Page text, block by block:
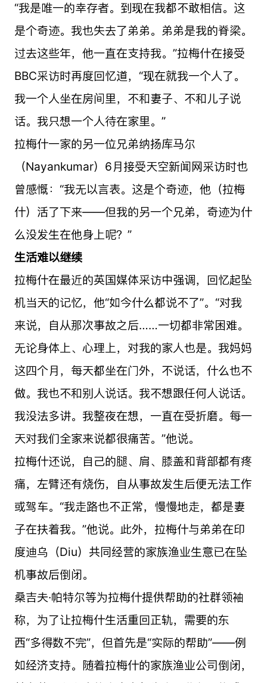
“我是唯一的幸存者。到现在我都不敢相信。这
是个奇迹。我也失去了弟弟。弟弟是我的脊梁。
过去这些年，他一直在支持我。”拉梅什在接受
BBC采访时再度回忆道，“现在就我一个人了。
我一个人坐在房间里，不和妻子、不和儿子说
话。我只想一个人待在家里。”
拉梅什一家的另一位兄弟纳扬库马尔
（Nayankumar）6月接受天空新闻网采访时也
曾感慨：“我无以言表。这是个奇迹，他（拉梅
什）活了下来——但我的另一个兄弟，奇迹为什
么没发生在他身上呢？”
生活难以继续
拉梅什在最近的英国媒体采访中强调，回忆起坠
机当天的记忆，他“如今什么都说不了”。“对我
来说，自从那次事故之后……一切都非常困难。
无论身体上、心理上，对我的家人也是。我妈妈
这四个月，每天都坐在门外，不说话，什么也不
做。我也不和别人说话。我不想跟任何人说话。
我没法多讲。我整夜在想，一直在受折磨。每一
天对我们全家来说都很痛苦。”他说。
拉梅什还说，自己的腿、肩、膝盖和背部都有疼
痛，左臂还有烧伤，自从事故发生后便无法工作
或驾车。“我走路也不正常，慢慢地走，都是妻
子在扶着我。”他说。此外，拉梅什与弟弟在印
度迪乌（Diu）共同经营的家族渔业生意已在坠
机事故后倒闭。
桑吉夫·帕特尔等为拉梅什提供帮助的社群领袖
称，为了让拉梅什生活重回正轨，需要的东
西“多得数不完”，但首先是“实际的帮助”——例
如经济支持。随着拉梅什的家族渔业公司倒闭，